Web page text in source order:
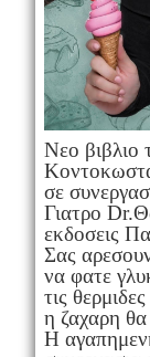
Νεο βιβλιο
σε
Γιατρο
εκδοσεις
Σας
να φατε
τις
η ζαχαρη
Η